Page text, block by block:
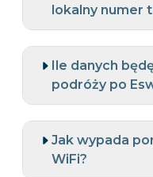
lokalny numer
Ile danych
podróży po
Jak wypada
WiFi?